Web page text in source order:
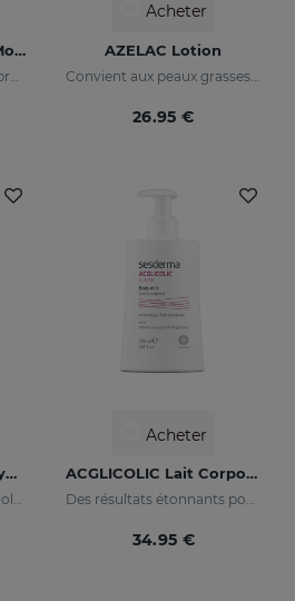
SESKAVEL GROWTH Mousse À La Mûre
Acheter
AZELAC Lotion
Convient aux peaux grasses ou à tendance acnéique
26.95 €
SILKSES Protecteur Hydratation Cutanée
Protecteur cutané, sans colorant ni parfum
Acheter
ACGLICOLIC Lait Corporel
Des résultats étonnants pour une peau renouvelée
34.95 €